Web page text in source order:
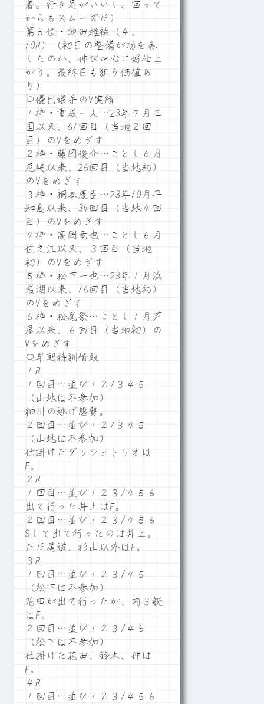
着。行き足がいいし、回って
からもスムーズだ）
第５位・池田雄祐（４、
10R）（初日の整備が功を奏
したのか、伸び中心に好仕上
がり。最終日も狙う価値あ
り）
〇優出選手のV実績
１枠・重成一人…23年７月三
国以来、61回目（当地２回
目）のVをめざす
２枠・藤岡俊介…ことし６月
尼崎以来、26回目（当地初）
のVをめざす
３枠・桐本康臣…23年10月平
和島以来、34回目（当地４回
目）のVをめざす
４枠・高岡竜也…ことし６月
住之江以来、３回目（当地
初）のVをめざす
５枠・松下一也…23年１月浜
名湖以来、16回目（当地初）
のVをめざす
６枠・松尾祭…ことし１月芦
屋以来、６回目（当地初）の
Vをめざす
〇早朝特訓情報
１R
１回目…並び１２/３４５
（山地は不参加）
細川の逃げ態勢。
２回目…並び１２/３４５
（山地は不参加）
仕掛けたダッシュトリオは
F。
２R
１回目…並び１２３/４５６
出て行った井上はF。
２回目…並び１２３/４５６
Sして出て行ったのは井上。
ただ尾道、杉山以外はF。
３R
１回目…並び１２３/４５
（松下は不参加）
花田が出て行ったが、内３艇
はF。
２回目…並び１２３/４５
（松下は不参加）
仕掛けた花田、鈴木、仲は
F。
４R
１回目…並び１２３/４５６